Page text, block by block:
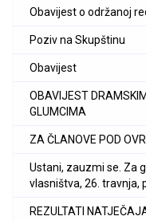
Obavijest o održanoj
Poziv na Skupštinu
Obavijest
OBAVIJEST
GLUMCIMA
ZA ČLANOVE POD
Ustani, zauzmi se. Za
vlasništva, 26. travnja,
REZULTATI